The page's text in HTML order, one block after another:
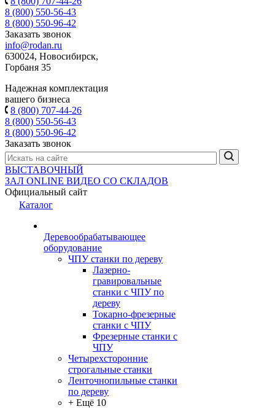
8 (800) 550-56-43
8 (800) 550-96-42
Заказать звонок
info@rodan.ru
630024, Новосибирск,
Горбаня 35
Надежная комплектация
вашего бизнеса
8 (800) 707-44-26
8 (800) 550-56-43
8 (800) 550-96-42
Заказать звонок
ВЫСТАВОЧНЫЙ
ЗАЛ ONLINE ВИДЕО СО СКЛАДОВ
Официальный сайт
Каталог
Деревообрабатывающее
оборудование
ЧПУ станки по дереву
Лазерно-
гравировальные
станки с ЧПУ по
дереву
Токарно-фрезерные
станки с ЧПУ
Фрезерные станки с
ЧПУ
Четырехсторонние
строгальные станки
Ленточнопильные станки
по дереву
+ Ещё 10